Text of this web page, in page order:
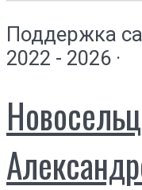
Поддержка
2022 - 2026 ·